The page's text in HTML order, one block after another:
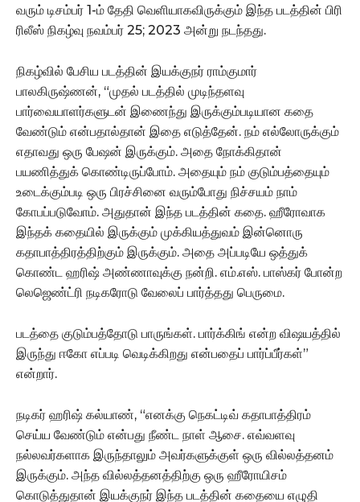
வரும் டிசம்பர் 1-ம் தேதி வெளியாகவிருக்கும் இந்த படத்தின் பிரி
ரிலீஸ் நிகழ்வு நவம்பர் 25; 2023 அன்று நடந்தது.
நிகழ்வில் பேசிய படத்தின் இயக்குநர் ராம்குமார்
பாலகிருஷ்ணன், “முதல் படத்தில் முடிந்தளவு
பார்வையாளர்களுடன் இணைந்து இருக்கும்படியான கதை
வேண்டும் என்பதால்தான் இதை எடுத்தேன். நம் எல்லோருக்கும்
எதாவது ஒரு பேஷன் இருக்கும். அதை நோக்கிதான்
பயணித்துக் கொண்டிருப்போம். அதையும் நம் குடும்பத்தையும்
உடைக்கும்படி ஒரு பிரச்சினை வரும்போது நிச்சயம் நாம்
கோபப்படுவோம். அதுதான் இந்த படத்தின் கதை. ஹீரோவாக
இந்தக் கதையில் இருக்கும் முக்கியத்துவம் இன்னொரு
கதாபாத்திரத்திற்கும் இருக்கும். அதை அப்படியே ஒத்துக்
கொண்ட ஹரிஷ் அண்ணாவுக்கு நன்றி. எம்.எஸ். பாஸ்கர் போன்ற
லெஜெண்ட்ரி நடிகரோடு வேலைப் பார்த்தது பெருமை.
படத்தை குடும்பத்தோடு பாருங்கள். பார்க்கிங் என்ற விஷயத்தில்
இருந்து ஈகோ எப்படி வெடிக்கிறது என்பதைப் பார்ப்பீர்கள்”
என்றார்.
நடிகர் ஹரிஷ் கல்யாண், “எனக்கு நெகட்டிவ் கதாபாத்திரம்
செய்ய வேண்டும் என்பது நீண்ட நாள் ஆசை. எவ்வளவு
நல்லவர்களாக இருந்தாலும் அவர்களுக்குள் ஒரு வில்லத்தனம்
இருக்கும். அந்த வில்லத்தனத்திற்கு ஒரு ஹீரோயிசம்
கொடுத்துதான் இயக்குநர் இந்த படத்தின் கதையை எழுதி